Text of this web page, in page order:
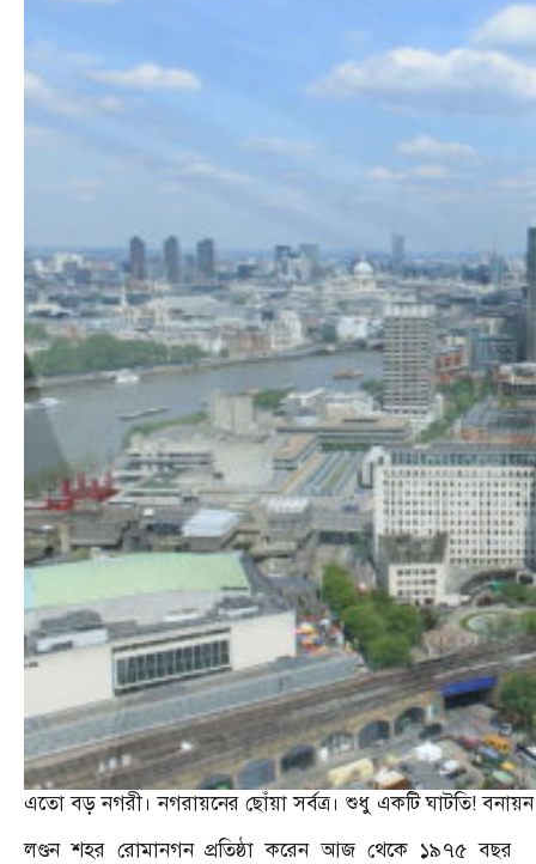
এতো বড় নগরী। নগরায়নের ছোঁয়া সর্বত্র। শুধু একটি ঘাটতি!
লণ্ডন শহর রোমানগন প্রতিষ্ঠা করেন আজ থেকে ১৯৭৫ বছর